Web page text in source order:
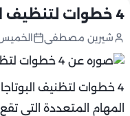
4 خطوات لتنظيف البوتاجاز في 5 دقائق
شيرين مصطفى الخميس , 27 يونيو 2024
المهام المتعددة التي